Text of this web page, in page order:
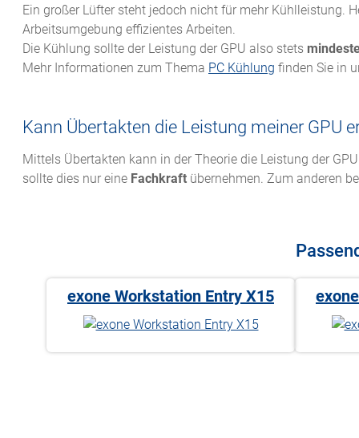
Ein großer Lüfter steht jedoch nicht für mehr Kühlleistung.
Arbeitsumgebung effizientes Arbeiten.
Die Kühlung sollte der Leistung der GPU also stets
Mehr Informationen zum Thema PC Kühlung finden Sie in
Kann Übertakten die Leistung meiner GPU
Mittels Übertakten kann in der Theorie die Leistung der
sollte dies nur eine Fachkraft übernehmen. Zum anderen
exone Workstation Entry X15